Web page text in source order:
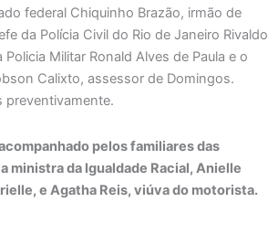
federal Chiquinho Brazão, irmão de
da Polícia Civil do Rio de Janeiro Rivaldo
Militar Ronald Alves de Paula e o
Calixto, assessor de Domingos.
preventivamente.
pelos familiares das
ministra da Igualdade Racial, Anielle
e Agatha Reis, viúva do motorista.